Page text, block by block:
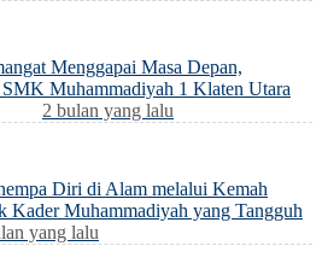
Menggapai Masa Depan,
Muhammadiyah 1 Klaten Utara
2 bulan yang lalu
Diri di Alam melalui Kemah
Kader Muhammadiyah yang Tangguh
yang lalu